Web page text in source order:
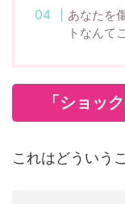
あなたを
トなんて
「ショッ
これはどういう